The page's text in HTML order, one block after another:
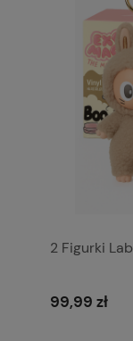
2 Figurki
99,99 zł